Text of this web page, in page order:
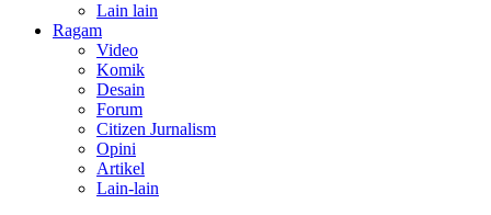
Lain lain
Ragam
Video
Komik
Desain
Forum
Citizen Jurnalism
Opini
Artikel
Lain-lain